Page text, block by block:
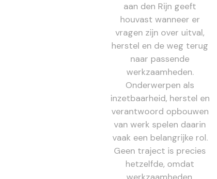
aan den Rijn geeft
houvast wanneer er
vragen zijn over uitval,
herstel en de weg terug
naar passende
werkzaamheden.
Onderwerpen als
inzetbaarheid, herstel en
verantwoord opbouwen
van werk spelen daarin
vaak een belangrijke rol.
Geen traject is precies
hetzelfde, omdat